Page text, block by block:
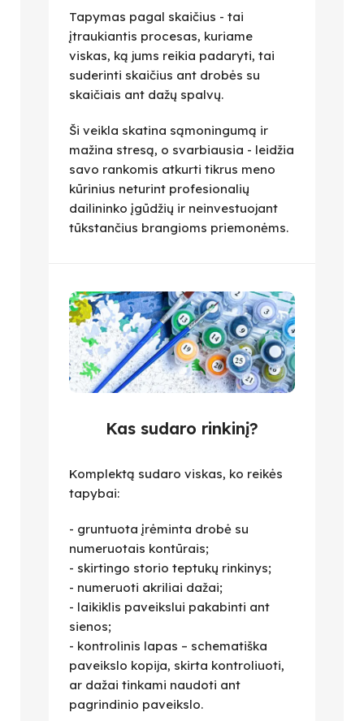
Tapymas pagal skaičius - tai
įtraukiantis procesas, kuriame
viskas, ką jums reikia padaryti, tai
suderinti skaičius ant drobės su
skaičiais ant dažų spalvų.
Ši veikla skatina sąmoningumą ir
mažina stresą, o svarbiausia - leidžia
savo rankomis atkurti tikrus meno
kūrinius neturint profesionalių
dailininko įgūdžių ir neinvestuojant
tūkstančius brangioms priemonėms.
Kas sudaro rinkinį?
Komplektą sudaro viskas, ko reikės
tapybai:
- gruntuota įrėminta drobė su
numeruotais kontūrais;
- skirtingo storio teptukų rinkinys;
- numeruoti akriliai dažai;
- laikiklis paveikslui pakabinti ant
sienos;
- kontrolinis lapas – schematiška
paveikslo kopija, skirta kontroliuoti,
ar dažai tinkami naudoti ant
pagrindinio paveikslo.